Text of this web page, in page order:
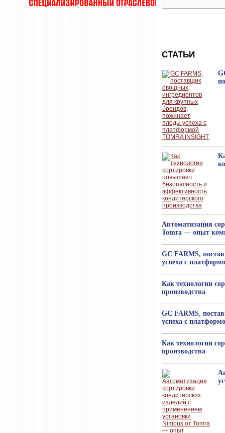
СТАТЬИ
Автоматизация
Tomra — опыт
GC FARMS,
успеха с
Как технологии
производства
GC FARMS,
успеха с
Как технологии
производства